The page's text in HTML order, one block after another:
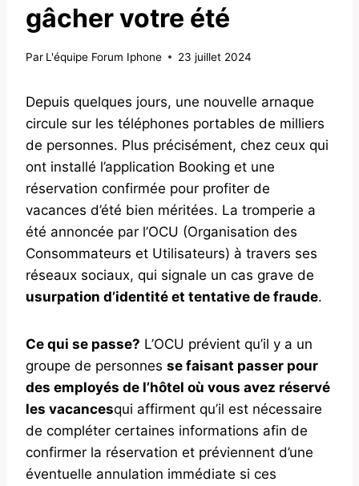
gâcher votre été
Par L'équipe Forum Iphone 23 juillet 2024
Depuis quelques jours, une nouvelle arnaque
circule sur les téléphones portables de milliers
de personnes. Plus précisément, chez ceux qui
ont installé l’application Booking et une
réservation confirmée pour profiter de
vacances d’été bien méritées. La tromperie a
été annoncée par l’OCU (Organisation des
Consommateurs et Utilisateurs) à travers ses
réseaux sociaux, qui signale un cas grave de
usurpation d’identité et tentative de fraude.
Ce qui se passe? L’OCU prévient qu’il y a un
groupe de personnes se faisant passer pour
des employés de l’hôtel où vous avez réservé
les vacancesqui affirment qu’il est nécessaire
de compléter certaines informations afin de
confirmer la réservation et préviennent d’une
éventuelle annulation immédiate si ces